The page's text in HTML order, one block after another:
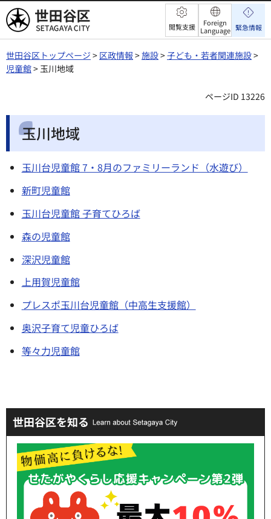
世田谷区 閲覧支援
Foreign
Language 緊急情報
世田谷区トップページ > 区政情報 >施設>子ども・若者関連施設>
児童館> 玉川地域
ページID 13226
玉川地域
玉川台児童館 7・8月のファミリーランド（水遊び）
新町児童館
玉川台児童館 子育てひろば
森の児童館
深沢児童館
上用賀児童館
プレスポ玉川台児童館（中高生支援館）
奥沢子育て児童ひろば
等々力児童館
世田谷区を知る